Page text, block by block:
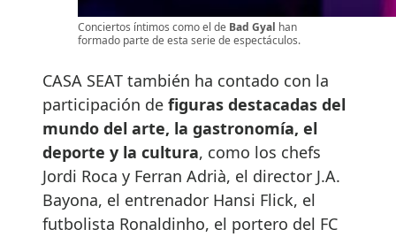
Conciertos íntimos como el de Bad Gyal han
formado parte de esta serie de espectáculos.
CASA SEAT también ha contado con la
participación de figuras destacadas del
mundo del arte, la gastronomía, el
deporte y la cultura, como los chefs
Jordi Roca y Ferran Adrià, el director J.A.
Bayona, el entrenador Hansi Flick, el
futbolista Ronaldinho, el portero del FC